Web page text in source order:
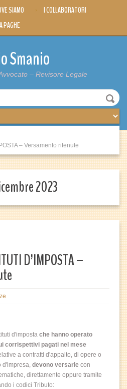
SIAMO
I COLLABORATORI
PAGHE
Smanio
– Revisore Legale
– Versamento ritenute
2023
D’IMPOSTA –
d'imposta che hanno operato
corrispettivi pagati nel mese
a contratti d'appalto, di opere o
d'impresa, devono versarle con
direttamente oppure tramite
i codici Tributo: